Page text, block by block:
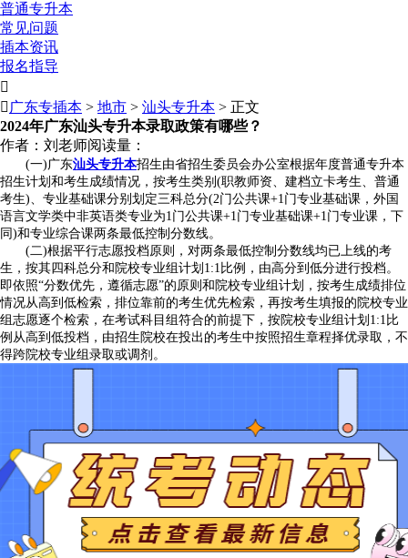
普通专升本
常见问题
插本资讯
报名指导

 广东专插本 > 地市 > 汕头专升本 > 正文
2024年广东汕头专升本录取政策有哪些？
作者：刘老师阅读量：
(一)广东汕头专升本招生由省招生委员会办公室根据年度普通专升本
招生计划和考生成绩情况，按考生类别(职教师资、建档立卡考生、普通
考生)、专业基础课分别划定三科总分(2门公共课+1门专业基础课，外国
语言文学类中非英语类专业为1门公共课+1门专业基础课+1门专业课，下
同)和专业综合课两条最低控制分数线。
(二)根据平行志愿投档原则，对两条最低控制分数线均已上线的考
生，按其四科总分和院校专业组计划1:1比例，由高分到低分进行投档。
即依照“分数优先，遵循志愿”的原则和院校专业组计划，按考生成绩排位
情况从高到低检索，排位靠前的考生优先检索，再按考生填报的院校专业
组志愿逐个检索，在考试科目组符合的前提下，按院校专业组计划1:1比
例从高到低投档，由招生院校在投出的考生中按照招生章程择优录取，不
得跨院校专业组录取或调剂。